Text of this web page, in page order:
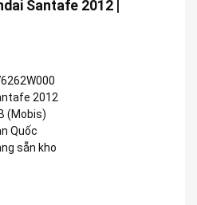
Santafe 2012 |
2012
(Mobis)
Quốc
sẵn kho